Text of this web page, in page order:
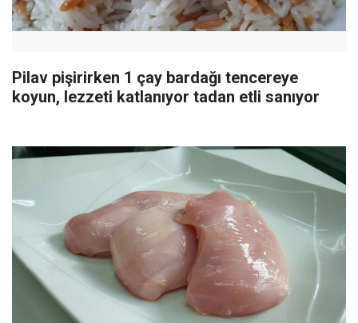
Pilav pişirirken 1 çay bardağı tencereye
koyun, lezzeti katlanıyor tadan etli sanıyor